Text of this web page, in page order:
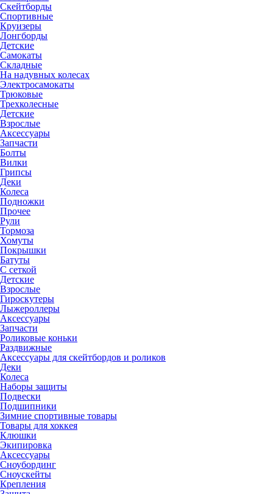
Скейтборды
Спортивные
Круизеры
Лонгборды
Детские
Самокаты
Складные
На надувных колесах
Электросамокаты
Трюковые
Трехколесные
Детские
Взрослые
Аксессуары
Запчасти
Болты
Вилки
Грипсы
Деки
Колеса
Подножки
Прочее
Рули
Тормоза
Хомуты
Покрышки
Батуты
С сеткой
Детские
Взрослые
Гироскутеры
Лыжероллеры
Аксессуары
Запчасти
Роликовые коньки
Раздвижные
Аксессуары для скейтбордов и роликов
Деки
Колеса
Наборы защиты
Подвески
Подшипники
Зимние спортивные товары
Товары для хоккея
Клюшки
Экипировка
Аксессуары
Сноубординг
Сноускейты
Крепления